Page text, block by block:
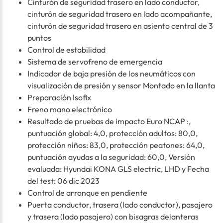
Cinturón de seguridad trasero en lado conductor,
cinturón de seguridad trasero en lado acompañante,
cinturón de seguridad trasero en asiento central de 3
puntos
Control de estabilidad
Sistema de servofreno de emergencia
Indicador de baja presión de los neumáticos con
visualización de presión y sensor Montado en la llanta
Preparación Isofix
Freno mano electrónico
Resultado de pruebas de impacto Euro NCAP :,
puntuación global: 4,0, protección adultos: 80,0,
protección niños: 83,0, protección peatones: 64,0,
puntuación ayudas a la seguridad: 60,0, Versión
evaluada: Hyundai KONA GLS electric, LHD y Fecha
del test: 06 dic 2023
Control de arranque en pendiente
Puerta conductor, trasera (lado conductor), pasajero
y trasera (lado pasajero) con bisagras delanteras